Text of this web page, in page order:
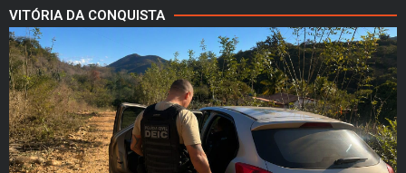
VITÓRIA DA CONQUISTA